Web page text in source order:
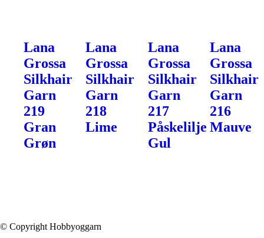
Lana
Grossa
Silkhair
Garn
219
Gran
Grøn
Lana
Grossa
Silkhair
Garn
218
Lime
Lana
Grossa
Silkhair
Garn
217
Påskelilje
Gul
Lana
Grossa
Silkhair
Garn
216
Mauve
© Copyright Hobbyoggarn